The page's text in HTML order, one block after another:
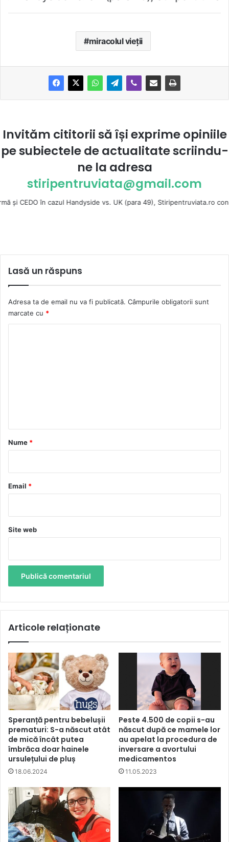
miracolul vieţii
Invităm cititorii să își exprime opiniile
pe subiectele de actualitate scriindu-
ne la adresa
stiripentruviata@gmail.com
cazul Handyside vs. UK (para 49), Stiripentruviata.ro
Lasă un răspuns
Adresa ta de email nu va fi publicată. Câmpurile obligatorii sunt
marcate cu *
r
*
Nume *
Email *
Site web
Articole relaționate
Speranță pentru bebelușii
prematuri: S-a născut atât
de mică încât putea
îmbrăca doar hainele
ursulețului de pluș
18.06.2024
Peste 4.500 de copii s-au
născut după ce mamele lor
au apelat la procedura de
inversare a avortului
medicamentos
11.05.2023